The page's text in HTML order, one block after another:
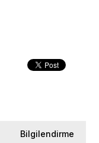
Bilgilendirme